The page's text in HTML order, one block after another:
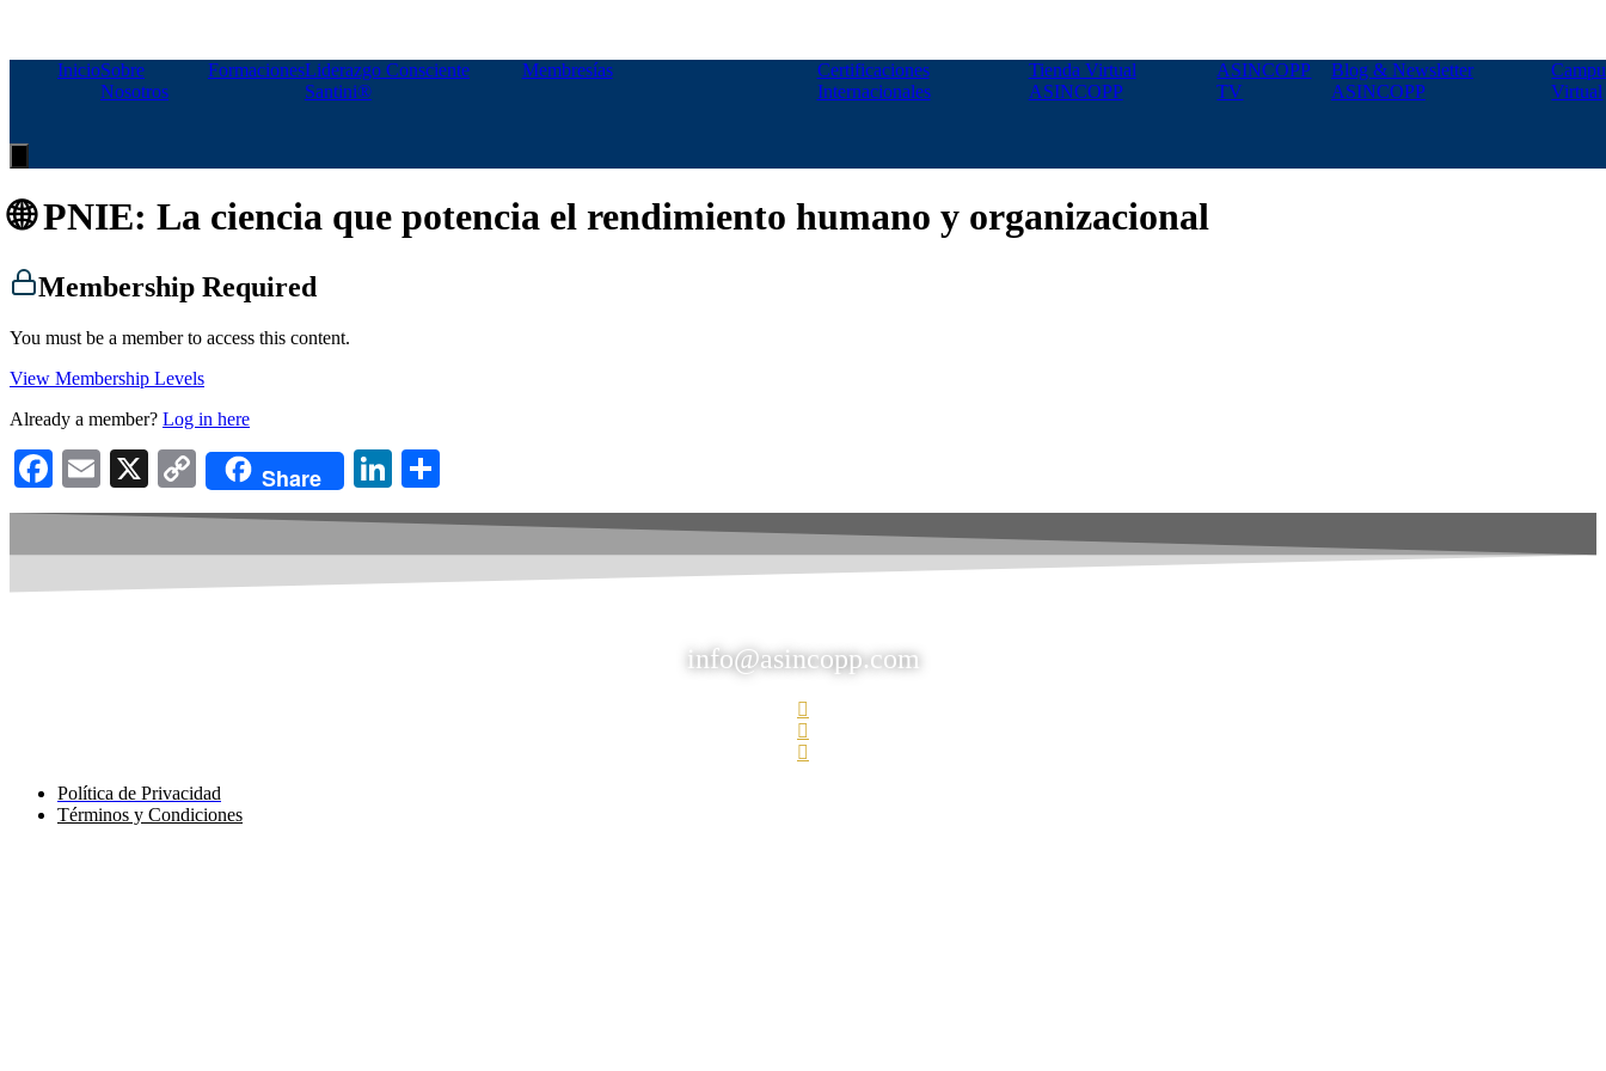
InicioSobre
Nosotros
FormacionesLiderazgo Consciente
Santini®
Membresías
Certificaciones
Internacionales
Tienda Virtual
ASINCOPP
ASINCOPP
TV
Blog & Newsletter
ASINCOPP
Virtual
conmutador
🌐 PNIE: La ciencia que potencia el rendimiento humano y organizacional
Membership Required
You must be a member to access this content.
View Membership Levels
Already a member? Log in here
Facebook
Email
X
Copy
Link
Share LinkedIn
info@asincopp.com
Política de Privacidad
Términos y Condiciones